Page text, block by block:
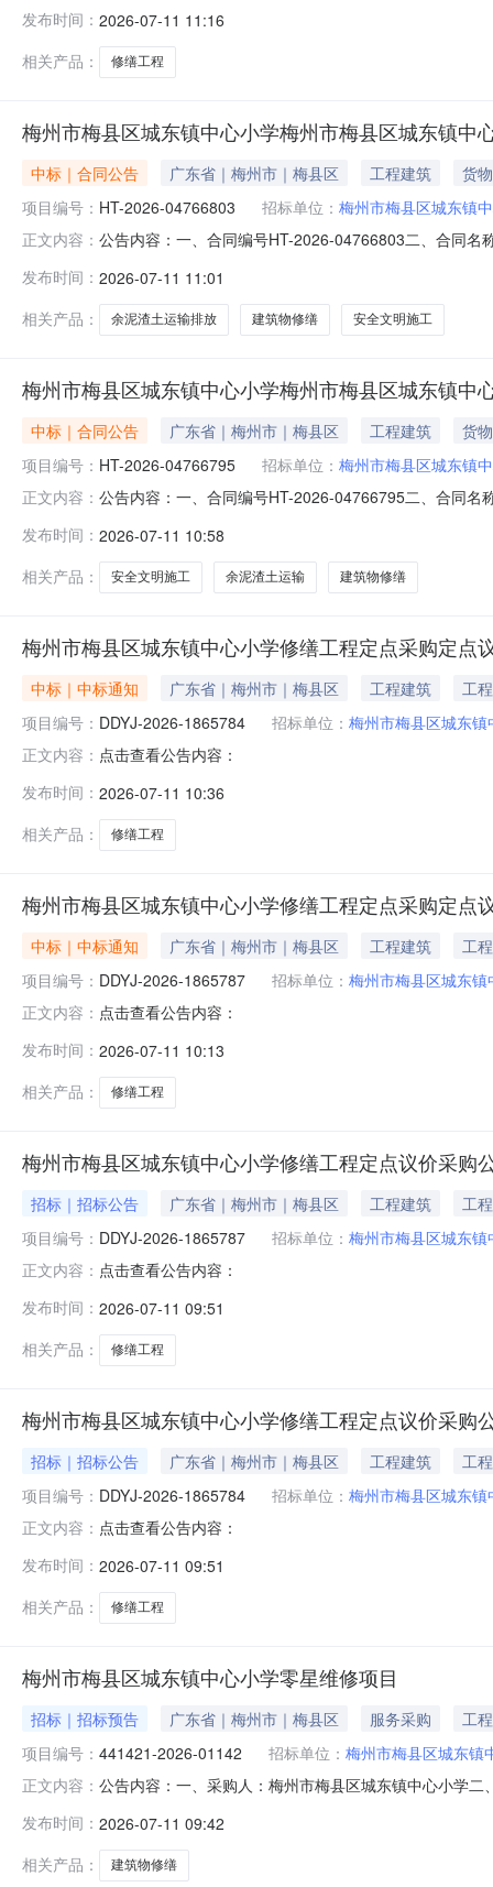
匠工程有限公司梅州梅江分公司地址：三角镇联系方式
发布时间： 2026-07-11 11:16
相关产品：
修缮工程
梅州市梅县区城东镇中心小学梅州市梅县区城东镇中
中标｜合同公告 广东省｜梅州市｜梅县区 工程建筑
货物
项目编号： HT-2026-04766803 招标单位： 梅州市梅县区城东镇
正文内容： 公告内容：一、合同编号HT-2026-04766803二、合同
程有限公司梅州梅江分公司地址：三角镇联系方式：
发布时间： 2026-07-11 11:01
相关产品：
余泥渣土运输排放 建筑物修缮 安全文明施工
梅州市梅县区城东镇中心小学梅州市梅县区城东镇中
中标｜合同公告 广东省｜梅州市｜梅县区 工程建筑
货物
项目编号： HT-2026-04766795 招标单位： 梅州市梅县区城东镇
正文内容： 公告内容：一、合同编号HT-2026-04766795二、合同
城建设集团有限公司梅州分公司地址：畲江镇红星村
发布时间： 2026-07-11 10:58
相关产品：
安全文明施工 余泥渣土运输 建筑物修缮
梅州市梅县区城东镇中心小学修缮工程定点采购定点
中标｜中标通知 广东省｜梅州市｜梅县区 工程建筑
工程
项目编号： DDYJ-2026-1865784 招标单位： 梅州市梅县区城东镇
正文内容： 点击查看公告内容：
发布时间： 2026-07-11 10:36
相关产品：
修缮工程
梅州市梅县区城东镇中心小学修缮工程定点采购定点
中标｜中标通知 广东省｜梅州市｜梅县区 工程建筑
工程
项目编号： DDYJ-2026-1865787 招标单位： 梅州市梅县区城东镇
正文内容： 点击查看公告内容：
发布时间： 2026-07-11 10:13
相关产品：
修缮工程
梅州市梅县区城东镇中心小学修缮工程定点议价采购
招标｜招标公告 广东省｜梅州市｜梅县区 工程建筑
工程
项目编号： DDYJ-2026-1865787 招标单位： 梅州市梅县区城东镇
正文内容： 点击查看公告内容：
发布时间： 2026-07-11 09:51
相关产品：
修缮工程
梅州市梅县区城东镇中心小学修缮工程定点议价采购
招标｜招标公告 广东省｜梅州市｜梅县区 工程建筑
工程
项目编号： DDYJ-2026-1865784 招标单位： 梅州市梅县区城东镇
正文内容： 点击查看公告内容：
发布时间： 2026-07-11 09:51
相关产品：
修缮工程
梅州市梅县区城东镇中心小学零星维修项目
招标｜招标预告 广东省｜梅州市｜梅县区 服务采购
工程
项目编号： 441421-2026-01142 招标单位： 梅州市梅县区城东镇
正文内容： 公告内容：一、采购人：梅州市梅县区城东镇中心小学
间：2026-07-1109:22:46
发布时间： 2026-07-11 09:42
相关产品：
建筑物修缮